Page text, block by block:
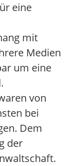
eine
mit
Medien
um eine
von
bei
Dem
der